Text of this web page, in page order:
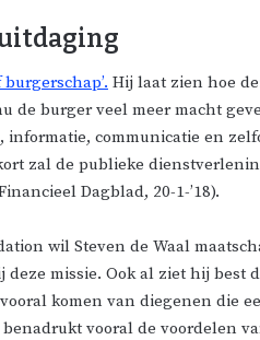
uitdaging
Hij laat zien hoe
de burger veel meer macht
communicatie en
zal de publieke
Dagblad, 20-1-’18).
wil Steven de Waal
missie. Ook al ziet hij best
komen van diegenen die
vooral de voordelen